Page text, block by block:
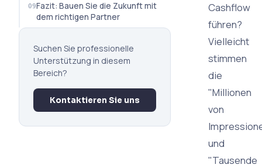
Fazit: Bauen Sie die Zukunft mit
dem richtigen Partner
Suchen Sie professionelle
Unterstützung in diesem
Bereich?
Kontaktieren Sie uns
Cashflow
führen?
Vielleicht
stimmen
die
"Millionen
von
und
"Tausende